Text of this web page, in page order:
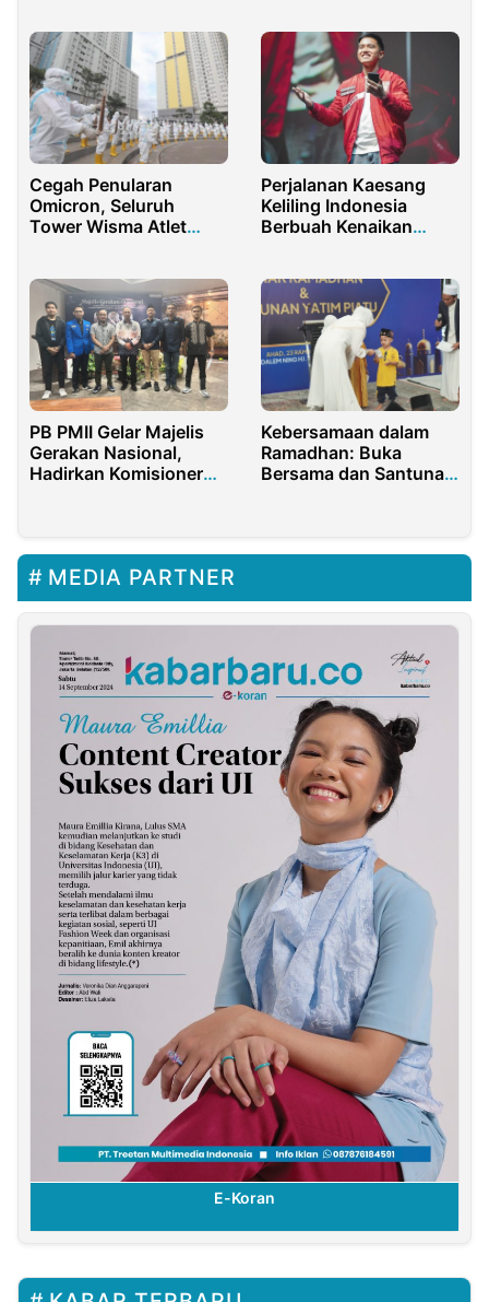
Cegah Penularan
Omicron, Seluruh
Tower Wisma Atlet
Perjalanan Kaesang
Keliling Indonesia
Berbuah Kenaikan
PB PMII Gelar Majelis
Gerakan Nasional,
Hadirkan Komisioner
Kebersamaan dalam
Ramadhan: Buka
Bersama dan Santunan
MEDIA PARTNER
E-Koran